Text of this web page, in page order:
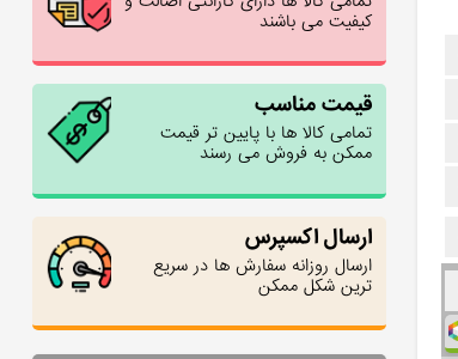
کیفیت می باشند
قیمت مناسب
تمامی کالا ها با پایین تر قیمت
ممکن به فروش می رسند
ارسال اکسپرس
ارسال روزانه سفارش ها در سریع
ترین شکل ممکن